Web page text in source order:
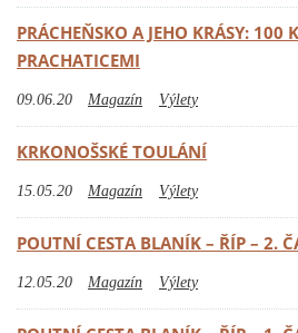
PRÁCHEŇSKO A JEHO KRÁSY: 100
PRACHATICEMI
09.06.20 Magazín Výlety
KRKONOŠSKÉ TOULÁNÍ
15.05.20 Magazín Výlety
POUTNÍ CESTA BLANÍK – ŘÍP – 2.
12.05.20 Magazín Výlety